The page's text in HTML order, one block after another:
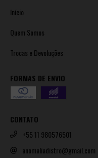
Início
Quem Somos
Trocas e Devoluções
FORMAS DE ENVIO
CONTATO
+55 11 980576501
anomaliadistro@gmail.com